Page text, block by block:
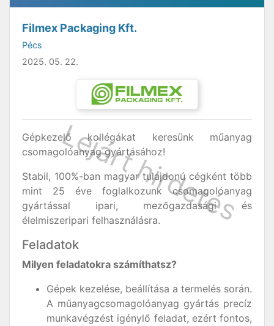
Filmex Packaging Kft.
Pécs
2025. 05. 22.
Gépkezelő kollégákat keresünk műanyag
csomagolóanyag gyártásához!
Stabil, 100%-ban magyar tulajdonú cégként több
mint 25 éve foglalkozunk csomagolóanyag
gyártással ipari, mezőgazdasági és
élelmiszeripari felhasználásra.
Feladatok
Milyen feladatokra számíthatsz?
Gépek kezelése, beállítása a termelés során.
A műanyagcsomagolóanyag gyártás precíz
munkavégzést igénylő feladat, ezért fontos,